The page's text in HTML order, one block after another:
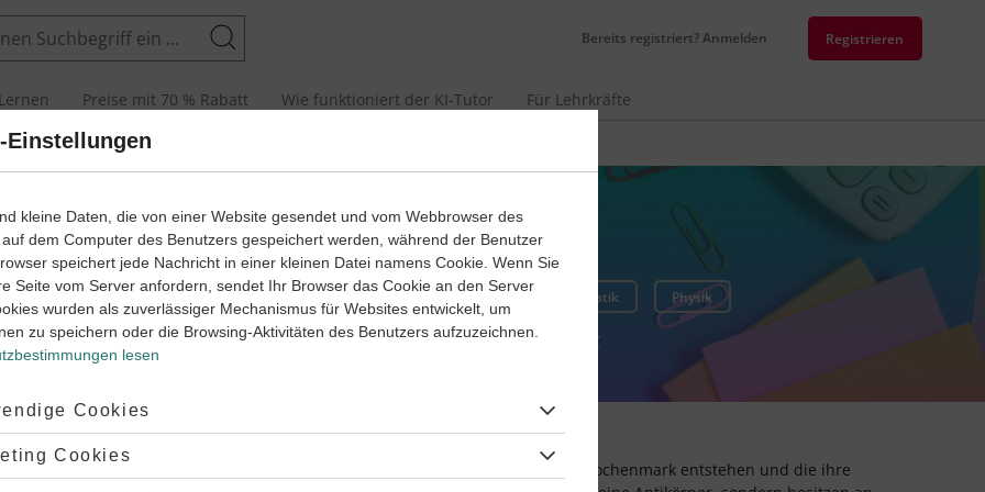
Bereits registriert? Anmelden Registrieren
Suchen
Preise mit 70 % Rabatt Wie funktioniert der KI-Tutor Für Lehrkräfte
Schülerlexikon
Englisch Französisch Geschichte Latein Mathematik Physik
E F G H I J K L M N O P R S T U V Z
beteiligte Lymphocyten, deren lymphatische Stammzellen im Knochenmark entstehen und die ihre
Einstellungen
kleine Daten, die von einer Website gesendet und vom Webbrowser des
dem Computer des Benutzers gespeichert werden, während der Benutzer
speichert jede Nachricht in einer kleinen Datei namens Cookie. Wenn Sie
Seite vom Server anfordern, sendet Ihr Browser das Cookie an den Server
wurden als zuverlässiger Mechanismus für Websites entwickelt, um
zu speichern oder die Browsing-Aktivitäten des Benutzers aufzuzeichnen.
lesen
Cookies
Cookies